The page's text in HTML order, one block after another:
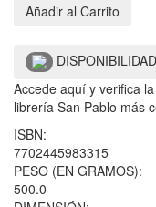
Añadir al Carrito
Accede aquí y verifica
librería San Pablo más
ISBN:
7702445983315
PESO (EN GRAMOS):
500.0